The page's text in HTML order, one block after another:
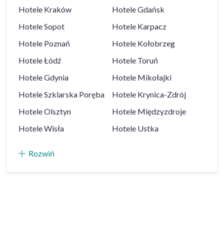
Hotele Kraków HoteleGdańsk
HoteleSopot Hotele Karpacz
Hotele Poznań Hotele Kołobrzeg
HoteleŁódź Hotele Toruń
HoteleGdynia Hotele Mikołajki
HoteleSzklarska Poręba Hotele Krynica-Zdrój
HoteleOlsztyn Hotele Międzyzdroje
HoteleWisła Hotele Ustka
Rozwiń